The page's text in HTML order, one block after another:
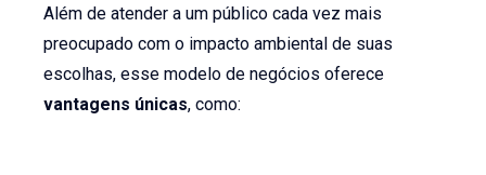
Além de atender a um público cada vez mais
preocupado com o impacto ambiental de suas
escolhas, esse modelo de negócios oferece
vantagens únicas, como: